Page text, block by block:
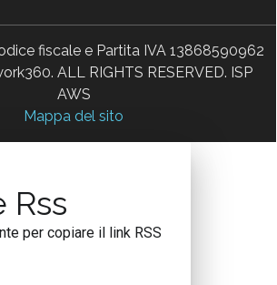
fiscale e Partita IVA 13868590962
ALL RIGHTS RESERVED. ISP
AWS
Mappa del sito
Rss
per copiare il link RSS